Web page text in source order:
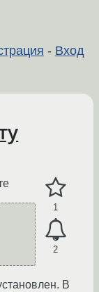
- Вход
1
2
В